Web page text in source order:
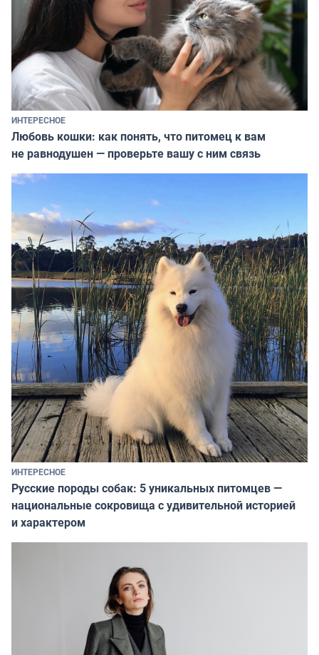
ИНТЕРЕСНОЕ
Любовь кошки: как понять, что питомец к вам
не равнодушен — проверьте вашу с ним связь
ИНТЕРЕСНОЕ
Русские породы собак: 5 уникальных питомцев —
национальные сокровища с удивительной историей
и характером